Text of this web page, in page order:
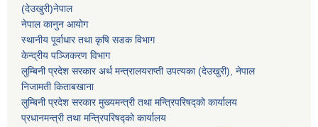
(देउखुरी)नेपाल
नेपाल कानुन आयोग
स्थानीय पूर्वाधार तथा कृषि सडक विभाग
केन्द्रीय पञ्जिकरण विभाग
लुम्बिनी प्रदेश सरकार अर्थ मन्त्रालयराप्ती उपत्यका (देउखुरी), नेपाल
निजामती किताबखाना
लुम्बिनी प्रदेश सरकार मुख्यमन्त्री तथा मन्त्रिपरिषद्को कार्यालय
प्रधानमन्त्री तथा मन्त्रिपरिषद्को कार्यालय